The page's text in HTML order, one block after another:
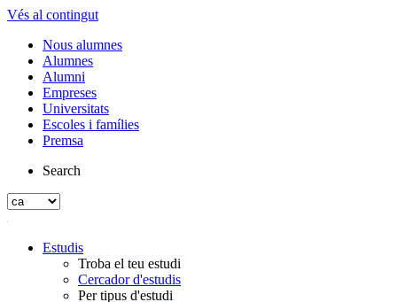
Vés al contingut
Nous alumnes
Alumnes
Alumni
Empreses
Universitats
Escoles i famílies
Premsa
Search
Estudis
Troba el teu estudi
Cercador d'estudis
Per tipus d'estudi